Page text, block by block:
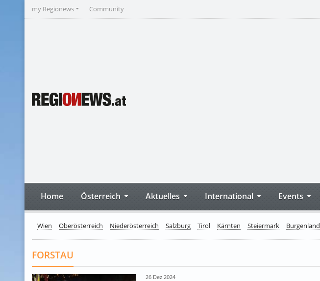
my Regionews Community
Home Österreich Aktuelles International Events
Wien Oberösterreich Niederösterreich Salzburg Tirol Kärnten Steiermark Burgenland
FORSTAU
26 Dez 2024